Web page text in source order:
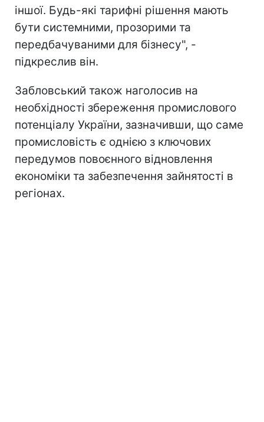
іншої. Будь-які тарифні рішення мають
бути системними, прозорими та
передбачуваними для бізнесу", -
підкреслив він.
Забловський також наголосив на
необхідності збереження промислового
потенціалу України, зазначивши, що саме
промисловість є однією з ключових
передумов повоєнного відновлення
економіки та забезпечення зайнятості в
регіонах.